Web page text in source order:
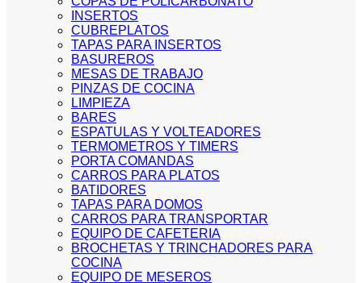
INSERTOS
CUBREPLATOS
TAPAS PARA INSERTOS
BASUREROS
MESAS DE TRABAJO
PINZAS DE COCINA
LIMPIEZA
BARES
ESPATULAS Y VOLTEADORES
TERMOMETROS Y TIMERS
PORTA COMANDAS
CARROS PARA PLATOS
BATIDORES
TAPAS PARA DOMOS
CARROS PARA TRANSPORTAR
EQUIPO DE CAFETERIA
BROCHETAS Y TRINCHADORES PARA
COCINA
EQUIPO DE MESEROS